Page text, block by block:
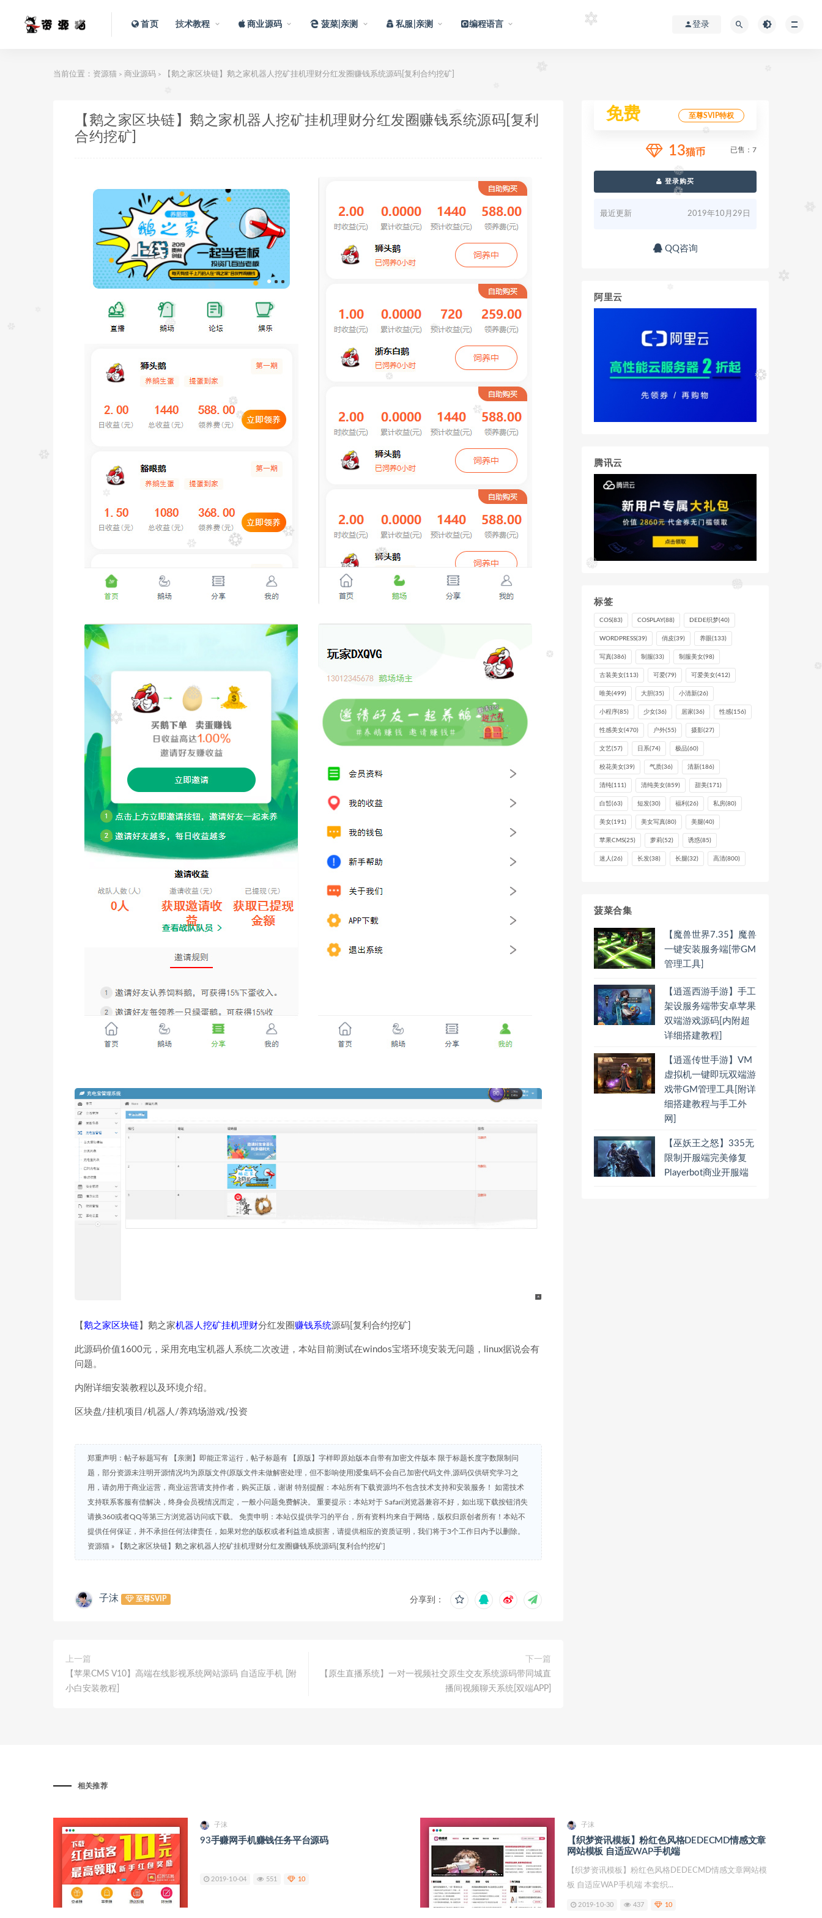
首页 技术教程 商业源码 菠菜|亲测 私服|亲测 编程语言 登录
当前位置： 资源猫 > 商业源码 > 【鹅之家区块链】鹅之家机器人挖矿挂机理财分红发圈赚钱系统源码[复利合约挖矿]
【鹅之家区块链】鹅之家机器人挖矿挂机理财分红发圈赚钱系统源码[复利
合约挖矿]
【 鹅之家区块链 】鹅之家机器人挖矿挂机理财分红发圈 赚钱系统源码[复利合约挖矿]
此源码价值1600元，采用充电宝机器人系统二次改进，本站目前测试在windos宝塔环境安装无问题，linux据说会有
问题。
内附详细安装教程以及环境介绍。
区块盘/挂机项目/机器人/养鸡场游戏/投资
郑重声明：帖子标题写有 【亲测】即能正常运行，帖子标题有 【原版】字样即原始版本自带有加密文件版本 限于标题长度字数限制问
题，部分资源未注明开源情况均为原版文件(原版文件未做解密处理，但不影响使用)爱集码不会自己加密代码文件,源码仅供研究学习之
用，请勿用于商业运营，商业运营请支持作者，购买正版，谢谢 特别提醒：本站所有下载资源均不包含技术支持和安装服务！ 如需技术
支持联系客服有偿解决，终身会员视情况而定，一般小问题免费解决。 重要提示：本站对于 Safari浏览器兼容不好，如出现下载按钮消失
请换360或者QQ等第三方浏览器访问或下载。 免责申明：本站仅提供学习的平台，所有资料均来自于网络，版权归原创者所有！本站不
提供任何保证，并不承担任何法律责任，如果对您的版权或者利益造成损害，请提供相应的资质证明，我们将于3个工作日内予以删除。
资源猫 » 【鹅之家区块链】鹅之家机器人挖矿挂机理财分红发圈赚钱系统源码[复利合约挖矿]
子沫 至尊SVIP 分享到：
上一篇
【苹果CMS V10】高端在线影视系统网站源码 自适应手机 [附
小白安装教程]
下一篇
【原生直播系统】一对一视频社交原生交友系统源码带同城直
播间视频聊天系统[双端APP]
免费 至尊SVIP特权
13猫币 已售：7
登录购买
最近更新 2019年10月29日
QQ咨询
阿里云
腾讯云
标签
COS(83) COSPLAY(88) DEDE织梦(40)
WORDPRESS(39) 俏皮(39) 养眼(133)
写真(386) 制服(33) 制服美女(98)
古装美女(113) 可爱(79) 可爱美女(412)
唯美(499) 大胆(35) 小清新(26)
小程序(85) 少女(36) 居家(36) 性感(156)
性感美女(470) 户外(55) 摄影(27)
文艺(57) 日系(74) 极品(60)
校花美女(39) 气质(36) 清新(186)
清纯(111) 清纯美女(859) 甜美(171)
白皙(63) 短发(30) 福利 (26) 私房(80)
美女(191) 美女写真(80) 美腿(40)
苹果CMS(25) 萝莉(52) 诱惑(85)
迷人 (26) 长发(38) 长腿(32) 高清(800)
菠菜合集
【魔兽世界7.35】魔兽
一键安装服务端[带GM
管理工具]
【逍遥西游手游】手工
架设服务端带安卓苹果
双端游戏源码[内附超
详细搭建教程]
【逍遥传世手游】VM
虚拟机一键即玩双端游
戏带GM管理工具[附详
细搭建教程与手工外
网]
【巫妖王之怒】335无
限制开服端完美修复
Playerbot商业开服端
相关推荐
子沫
93手赚网手机赚钱任务平台源码
2019-10-04 551 10
子沫
【织梦资讯模板】粉红色风格DEDECMD情感文章
网站模板 自适应WAP手机端
【织梦资讯模板】粉红色风格DEDECMD情感文章网站模
板 自适应WAP手机端 本套织...
2019-10-30 437 10